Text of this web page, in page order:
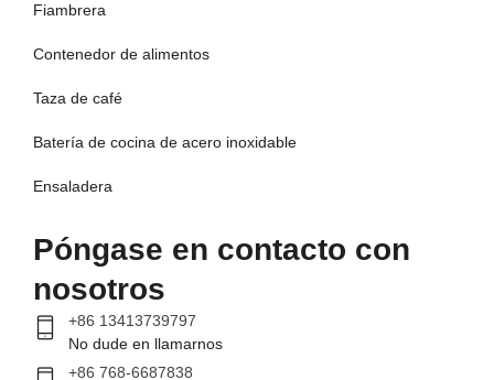
Fiambrera
Contenedor de alimentos
Taza de café
Batería de cocina de acero inoxidable
Ensaladera
Póngase en contacto con
nosotros
+86 13413739797
No dude en llamarnos
+86 768-6687838